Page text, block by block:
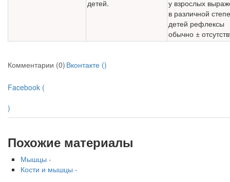
детей.
у взрослых
в различной
детей рефлексы
обычно ±
Комментарии (0) Вконтакте ()
Facebook (
)
Похожие материалы
Мышцы -
Кости и мышцы -